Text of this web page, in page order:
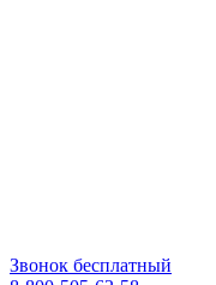
Звонок бесплатный